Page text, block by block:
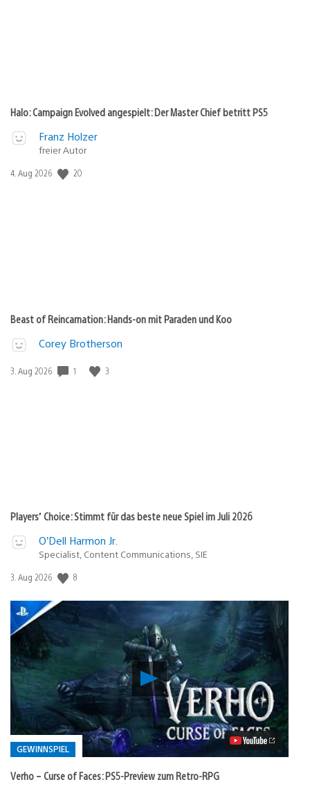
Halo: Campaign Evolved angespielt: Der Master Chief betritt PS5
Franz Holzer
freier Autor
Veröffentlichungsdatum:
4. Aug 2026 20
Beast of Reincarnation: Hands-on mit Paraden und Koo
Corey Brotherson
Veröffentlichungsdatum:
3. Aug 2026 1 3
Players’ Choice: Stimmt für das beste neue Spiel im Juli 2026
O’Dell Harmon Jr.
Specialist, Content Communications, SIE
Veröffentlichungsdatum:
3. Aug 2026 8
Verho
–
Curse
of
Faces:
PS5-
Preview
zum
Retro-
GEWINNSPIEL
Verho – Curse of Faces: PS5-Preview zum Retro-RPG